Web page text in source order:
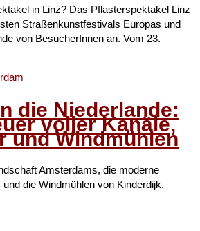
in Linz?​ Das Pflasterspektakel Linz
Straßenkunstfestivals Europas und
von BesucherInnen an. Vom 23.
die Niederlande:
voller Kanäle,
und Windmühlen
Amsterdams, die moderne
die Windmühlen von Kinderdijk.